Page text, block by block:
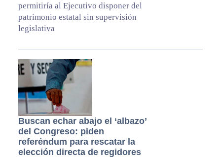
permitiría al Ejecutivo disponer del
patrimonio estatal sin supervisión
legislativa
Buscan echar abajo el ‘albazo’
del Congreso: piden
referéndum para rescatar la
elección directa de regidores